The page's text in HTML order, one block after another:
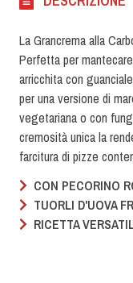
La Grancrema alla
Perfetta per
arricchita con
per una versione di
vegetariana o con
cremosità unica la
farcitura di pizze
CON PECORINO
TUORLI D'UOVA
RICETTA